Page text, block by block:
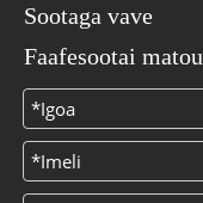
Sootaga vave
Faafesootai matou